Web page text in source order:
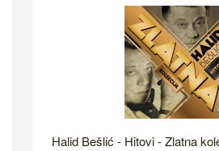
Halid Bešlić - Hitovi - Zlatna